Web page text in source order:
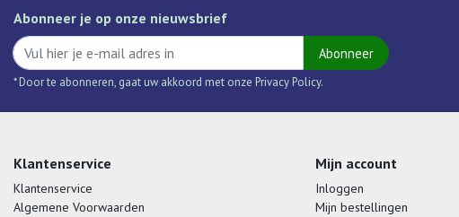
Abonneer je op onze nieuwsbrief
Abonneer
* Door te abonneren, gaat uw akkoord met onze Privacy Policy.
Klantenservice
Klantenservice
Algemene Voorwaarden
Mijn account
Inloggen
Mijn bestellingen